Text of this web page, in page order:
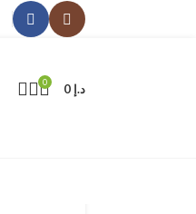
0 د.إ